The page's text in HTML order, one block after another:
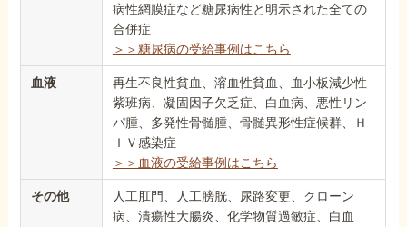
病性網膜症など糖尿病性と明示された全ての
合併症
＞＞糖尿病の受給事例はこちら
血液
再生不良性貧血、溶血性貧血、血小板減少性
紫班病、凝固因子欠乏症、白血病、悪性リン
パ腫、多発性骨髄腫、骨髄異形性症候群、Ｈ
ＩＶ感染症
＞＞血液の受給事例はこちら
その他
人工肛門、人工膀胱、尿路変更、クローン
病、潰瘍性大腸炎、化学物質過敏症、白血